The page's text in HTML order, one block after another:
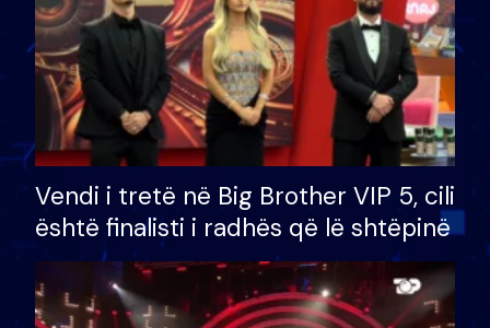
Vendi i tretë në Big Brother VIP 5, cili
është finalisti i radhës që lë shtëpinë